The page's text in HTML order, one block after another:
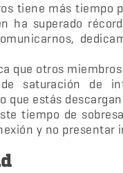
tiene más tiempo
ha superado
que otros
saturación de
que estás
tiempo de
y no presentar